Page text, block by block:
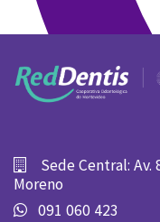
Sede Central: Av.
Moreno
091 060 423